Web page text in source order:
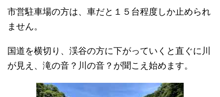
市営駐車場の方は、車だと１５台程度しか止められ
ません。
国道を横切り、渓谷の方に下がっていくと直ぐに川
が見え、滝の音？川の音？が聞こえ始めます。